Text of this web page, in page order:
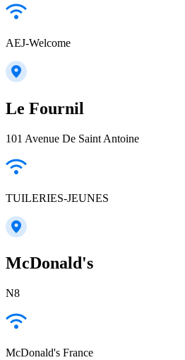
AEJ-Welcome
Le Fournil
101 Avenue De Saint Antoine
TUILERIES-JEUNES
McDonald's
N⁠8
McDonald's France